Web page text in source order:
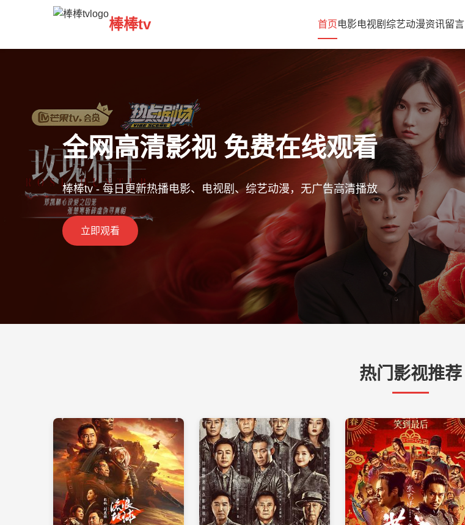
棒棒tv 首页电影电视剧 综艺动漫资讯留言
全网高清影视 免费在线观看
棒棒tv - 每日更新热播电影、电视剧、综艺动漫，无广告高清播放
立即观看
热门影视推荐